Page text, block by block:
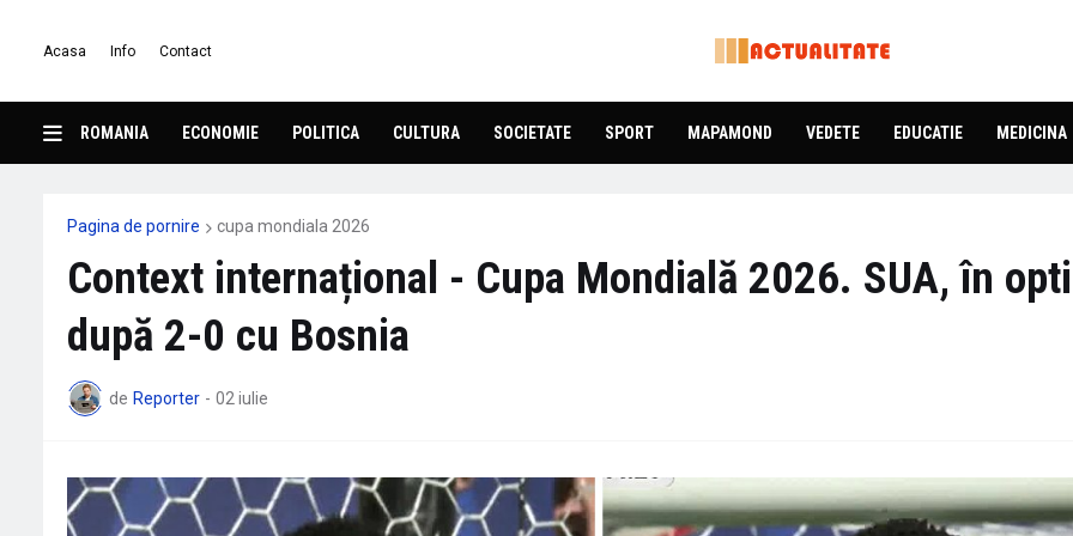
Acasa Info Contact
ROMANIA ECONOMIE POLITICA CULTURA SOCIETATE SPORT MAPAMOND VEDETE EDUCATIE MEDICINA
Pagina de pornire cupa mondiala 2026
Context internațional - Cupa Mondială 2026. SUA, în
după 2-0 cu Bosnia
de Reporter - 02 iulie